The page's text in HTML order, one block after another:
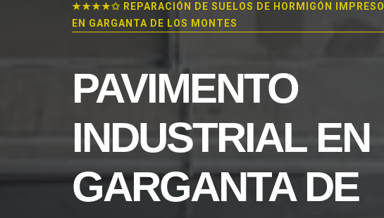
★★★★✩ REPARACIÓN DE SUELOS DE HORMIGÓN IMPRESO
EN GARGANTA DE LOS MONTES
PAVIMENTO
INDUSTRIAL EN
GARGANTA DE